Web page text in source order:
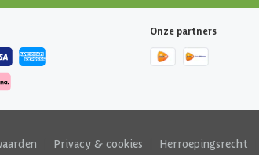
Onze partners
Privacy & cookies Herroepingsrecht